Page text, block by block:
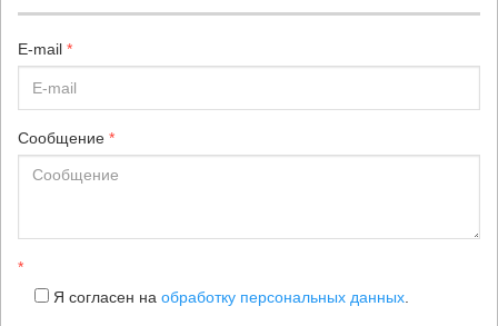
E-mail *
Сообщение *
*
Я согласен на обработку персональных данных.